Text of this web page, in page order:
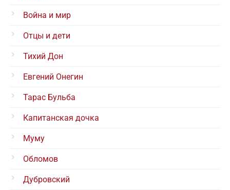
Война и мир
Отцы и дети
Тихий Дон
Евгений Онегин
Тарас Бульба
Капитанская дочка
Муму
Обломов
Дубровский